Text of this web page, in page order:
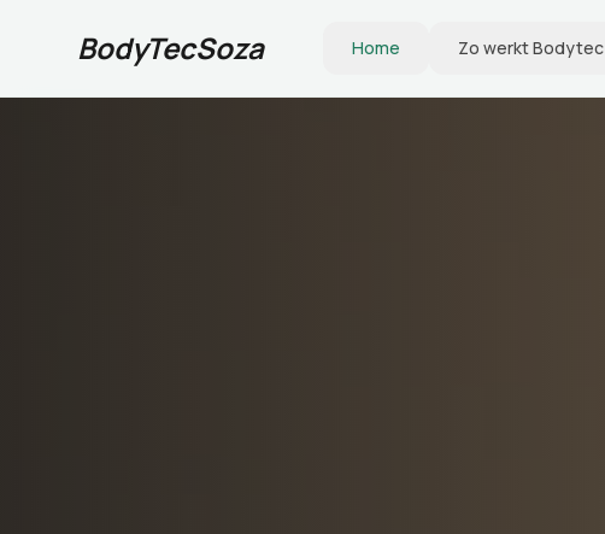
BodyTecSoza Home Zo werkt Bodytec